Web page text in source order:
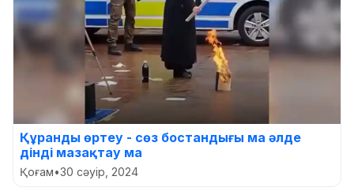
Құранды өртеу - сөз бостандығы ма әлде
дінді мазақтау ма
Қоғам•30 сәуір, 2024